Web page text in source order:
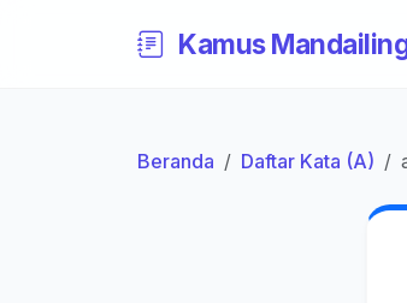
Kamus
Beranda Daftar Kata (A)